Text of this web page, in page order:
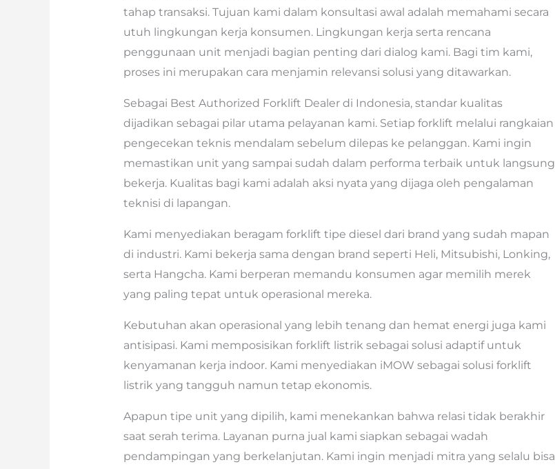
tahap transaksi. Tujuan kami dalam konsultasi awal adalah memahami secara
utuh lingkungan kerja konsumen. Lingkungan kerja serta rencana
penggunaan unit menjadi bagian penting dari dialog kami. Bagi tim kami,
proses ini merupakan cara menjamin relevansi solusi yang ditawarkan.
Sebagai Best Authorized Forklift Dealer di Indonesia, standar kualitas
dijadikan sebagai pilar utama pelayanan kami. Setiap forklift melalui rangkaian
pengecekan teknis mendalam sebelum dilepas ke pelanggan. Kami ingin
memastikan unit yang sampai sudah dalam performa terbaik untuk langsung
bekerja. Kualitas bagi kami adalah aksi nyata yang dijaga oleh pengalaman
teknisi di lapangan.
Kami menyediakan beragam forklift tipe diesel dari brand yang sudah mapan
di industri. Kami bekerja sama dengan brand seperti Heli, Mitsubishi, Lonking,
serta Hangcha. Kami berperan memandu konsumen agar memilih merek
yang paling tepat untuk operasional mereka.
Kebutuhan akan operasional yang lebih tenang dan hemat energi juga kami
antisipasi. Kami memposisikan forklift listrik sebagai solusi adaptif untuk
kenyamanan kerja indoor. Kami menyediakan iMOW sebagai solusi forklift
listrik yang tangguh namun tetap ekonomis.
Apapun tipe unit yang dipilih, kami menekankan bahwa relasi tidak berakhir
saat serah terima. Layanan purna jual kami siapkan sebagai wadah
pendampingan yang berkelanjutan. Kami ingin menjadi mitra yang selalu bisa